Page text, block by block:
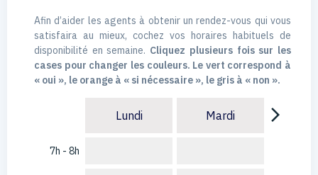
Afin d’aider les agents à obtenir un rendez-vous qui vous
satisfaira au mieux, cochez vos horaires habituels de
disponibilité en semaine. Cliquez plusieurs fois sur les
cases pour changer les couleurs. Le vert correspond à
« oui », le orange à « si nécessaire », le gris à « non ».
7h - 8h
Lundi Mardi arrow_forward_ios